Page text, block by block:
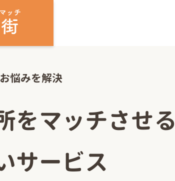
悩みを解決
をマッチさせる
サービス